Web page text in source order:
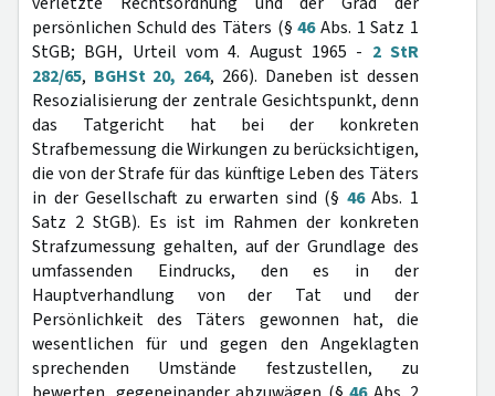
persönlichen Schuld des Täters (§46Abs. 1 Satz 1
StGB; BGH, Urteil vom 4. August 1965 - 2 StR
282/65, BGHSt 20, 264, 266). Daneben ist dessen
Resozialisierung der zentrale Gesichtspunkt, denn
das Tatgericht hat bei der konkreten
Strafbemessung die Wirkungen zu berücksichtigen,
die von der Strafe für das künftige Leben des Täters
in der Gesellschaft zu erwarten sind (§ 46Abs. 1
Satz 2 StGB). Es ist im Rahmen der konkreten
Strafzumessung gehalten, auf der Grundlage des
umfassenden Eindrucks, den es in der
Hauptverhandlung von der Tat und der
Persönlichkeit des Täters gewonnen hat, die
wesentlichen für und gegen den Angeklagten
sprechenden Umstände festzustellen, zu